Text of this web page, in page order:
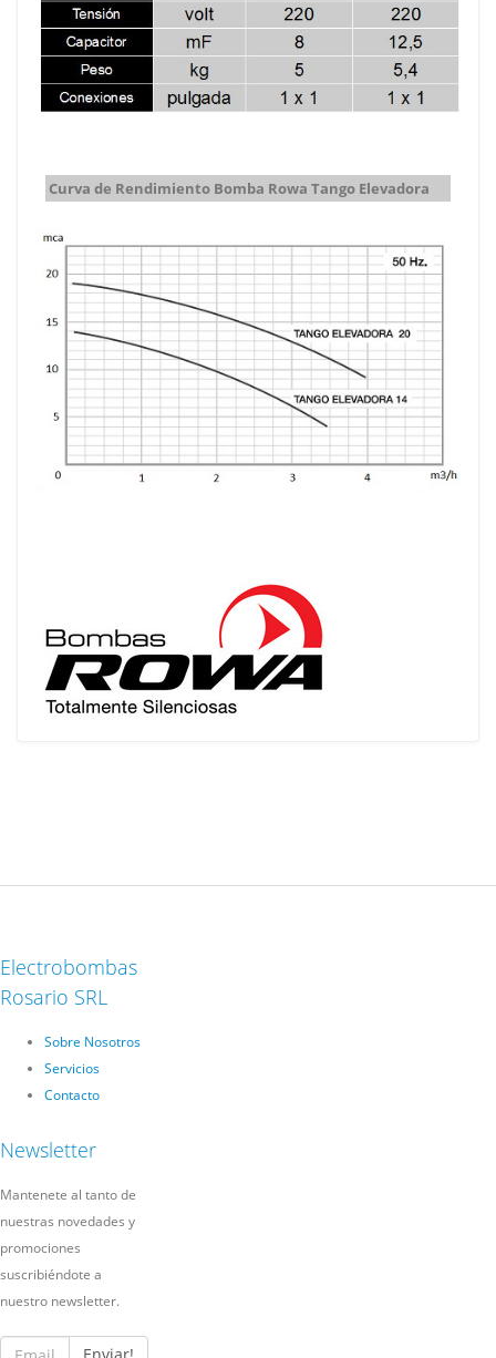
Curva de Rendimiento Bomba Rowa Tango Elevadora
Electrobombas
Rosario SRL
Sobre Nosotros
Servicios
Contacto
Newsletter
Mantenete al tanto de
nuestras novedades y
promociones
suscribiéndote a
nuestro newsletter.